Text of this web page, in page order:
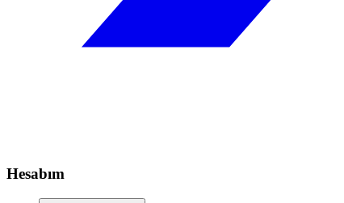
Hesabım